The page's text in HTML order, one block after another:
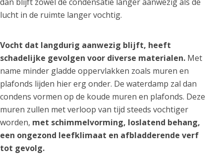
lucht in de ruimte langer vochtig.
Vocht dat langdurig aanwezig blijft, heeft
schadelijke gevolgen voor diverse materialen. Met
name minder gladde oppervlakken zoals muren en
plafonds lijden hier erg onder. De waterdamp zal dan
condens vormen op de koude muren en plafonds. Deze
muren zullen met verloop van tijd steeds vochtiger
worden, met schimmelvorming, loslatend behang,
een ongezond leefklimaat en afbladderende verf
tot gevolg.